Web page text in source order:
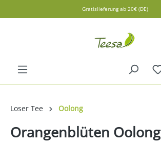
Gratislieferung ab 20€ (DE)
Loser Tee Oolong
Orangenblüten Oolong